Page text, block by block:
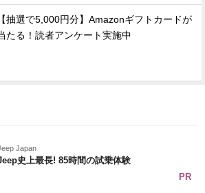
【抽選で5,000円分】Amazonギフトカードが
たる！読者アンケート実施中
Japan
史上最長! 85時間の試乗体験
PR